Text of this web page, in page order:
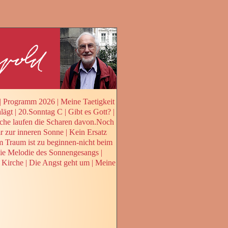
| Programm 2026 | Meine Taetigkeit
| 20.Sonntag C | Gibt es Gott? |
laufen die Scharen davon.Noch
zur inneren Sonne | Kein Ersatz
Traum ist zu beginnen-nicht beim
Melodie des Sonnengesangs |
Kirche | Die Angst geht um | Meine